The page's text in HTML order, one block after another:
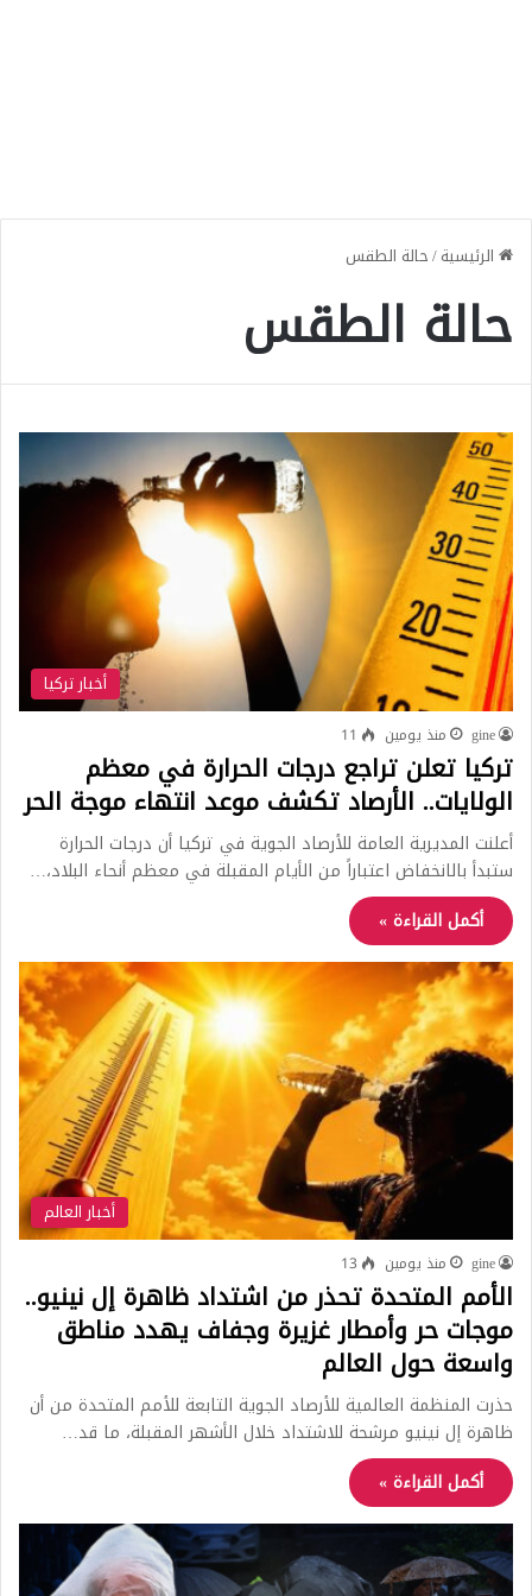
الرئيسية/حالة الطقس
حالة الطقس
أخبار تركيا
gine منذ يومين 11
تركيا تعلن تراجع درجات الحرارة في معظم
الولايات.. الأرصاد تكشف موعد انتهاء موجة الحر
أعلنت المديرية العامة للأرصاد الجوية في تركيا أن درجات الحرارة
ستبدأ بالانخفاض اعتباراً من الأيام المقبلة في معظم أنحاء البلاد،…
أكمل القراءة »
أخبار العالم
gine منذ يومين 13
الأمم المتحدة تحذر من اشتداد ظاهرة إل نينيو..
موجات حر وأمطار غزيرة وجفاف يهدد مناطق
واسعة حول العالم
حذرت المنظمة العالمية للأرصاد الجوية التابعة للأمم المتحدة من أن
ظاهرة إل نينيو مرشحة للاشتداد خلال الأشهر المقبلة، ما قد…
أكمل القراءة »